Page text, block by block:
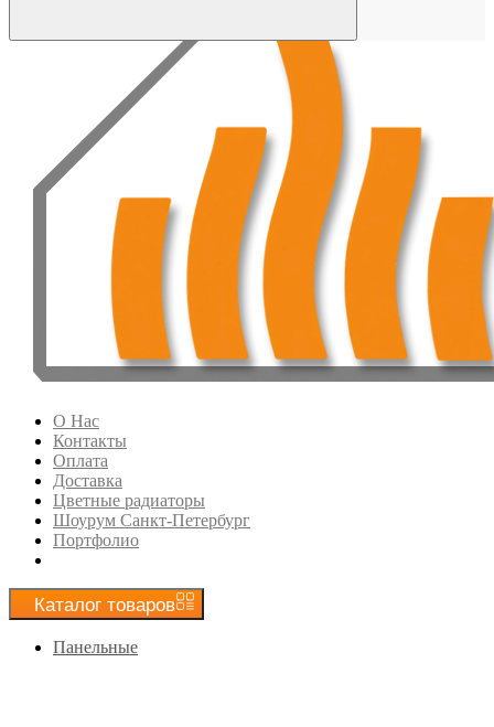
О Нас
Контакты
Оплата
Доставка
Цветные радиаторы
Шоурум Санкт-Петербург
Портфолио
Каталог товаров
Панельные